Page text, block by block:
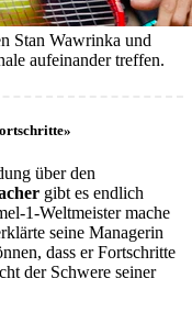
Stan Wawrinka und
aufeinander treffen.
über den
gibt es endlich
1-Weltmeister mache
seine Managerin
dass er Fortschritte
der Schwere seiner